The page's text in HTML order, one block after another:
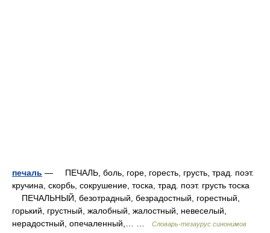
печаль — ПЕЧАЛЬ, боль, горе, горесть, грусть, трад. поэт.
кручина, скорбь, сокрушение, тоска, трад. поэт. грусть тоска
ПЕЧАЛЬНЫЙ, безотрадный, безрадостный, горестный,
горький, грустный, жалобный, жалостный, невеселый,
нерадостный, опечаленный,… …
Словарь-тезаурус синонимов